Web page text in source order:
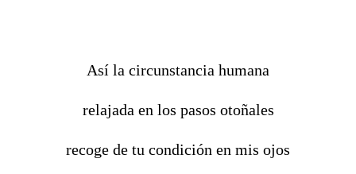
Así la circunstancia humana
relajada en los pasos otoñales
recoge de tu condición en mis ojos